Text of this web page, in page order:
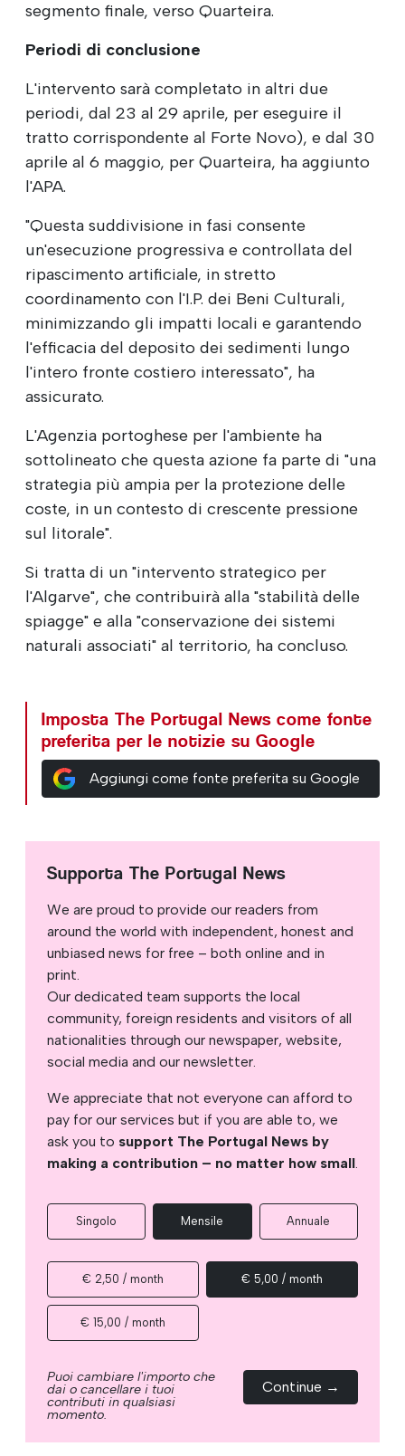
segmento finale, verso Quarteira.
Periodi di conclusione
L'intervento sarà completato in altri due
periodi, dal 23 al 29 aprile, per eseguire il
tratto corrispondente al Forte Novo), e dal 30
aprile al 6 maggio, per Quarteira, ha aggiunto
l'APA.
"Questa suddivisione in fasi consente
un'esecuzione progressiva e controllata del
ripascimento artificiale, in stretto
coordinamento con l'I.P. dei Beni Culturali,
minimizzando gli impatti locali e garantendo
l'efficacia del deposito dei sedimenti lungo
l'intero fronte costiero interessato", ha
assicurato.
L'Agenzia portoghese per l'ambiente ha
sottolineato che questa azione fa parte di "una
strategia più ampia per la protezione delle
coste, in un contesto di crescente pressione
sul litorale".
Si tratta di un "intervento strategico per
l'Algarve", che contribuirà alla "stabilità delle
spiagge" e alla "conservazione dei sistemi
naturali associati" al territorio, ha concluso.
Imposta The Portugal News come fonte
preferita per le notizie su Google
Aggiungi come fonte preferita su Google
Supporta The Portugal News
We are proud to provide our readers from
around the world with independent, honest and
unbiased news for free – both online and in
print.
Our dedicated team supports the local
community, foreign residents and visitors of all
nationalities through our newspaper, website,
social media and our newsletter.
We appreciate that not everyone can afford to
pay for our services but if you are able to, we
ask you to support The Portugal News by
making a contribution – no matter how small.
Singolo Mensile Annuale
€ 2,50 / month € 5,00 / month
€ 15,00 / month
Puoi cambiare l'importo che
dai o cancellare i tuoi
contributi in qualsiasi
momento.
Continue →